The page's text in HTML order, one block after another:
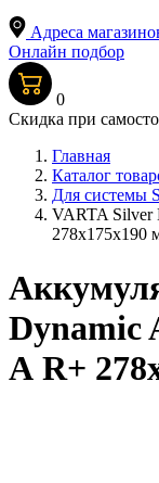
Адреса
Онлайн подбор
0
Скидка при
Главная
Каталог
Для системы
VARTA Silver
278x175x190
Dynamic
А R+